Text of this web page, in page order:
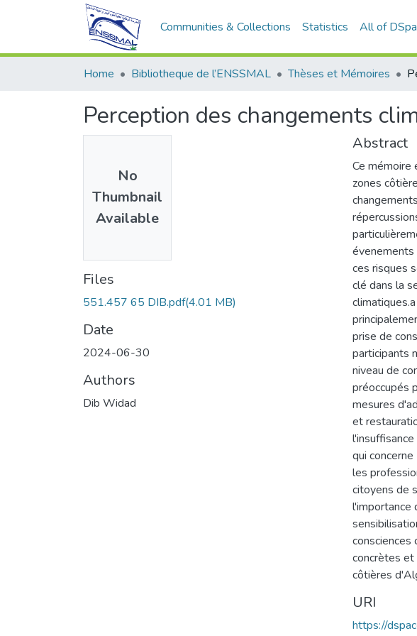
Communities & Collections Statistics All of
Home Bibliotheque de l’ENSSMAL Thèses et Mémoires
Perception des changements
No
Thumbnail
Available
Files
551.457 65 DIB.pdf(4.01 MB)
Date
2024-06-30
Authors
Dib Widad
Abstract
Ce mémoire
zones
ces risques
clé dans la
prise de
participants
niveau de
préoccupés
mesures
et
qui concerne
les
citoyens de
l'importance
consciences
concrètes et
côtières
URI
https://